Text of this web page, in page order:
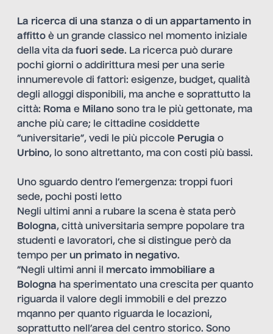
La ricerca di una stanza o di un appartamento in
affitto è un grande classico nel momento iniziale
della vita da fuori sede. La ricerca può durare
pochi giorni o addirittura mesi per una serie
innumerevole di fattori: esigenze, budget, qualità
degli alloggi disponibili, ma anche e soprattutto la
città: Roma e Milano sono tra le più gettonate, ma
anche più care; le cittadine cosiddette
“universitarie”, vedi le più piccole Perugia o
Urbino, lo sono altrettanto, ma con costi più bassi.
Uno sguardo dentro l’emergenza: troppi fuori
sede, pochi posti letto
Negli ultimi anni a rubare la scena è stata però
Bologna, città universitaria sempre popolare tra
studenti e lavoratori, che si distingue però da
tempo per un primato in negativo.
“Negli ultimi anni il mercato immobiliare a
Bologna ha sperimentato una crescita per quanto
riguarda il valore degli immobili e del prezzo
mqanno per quanto riguarda le locazioni,
soprattutto nell’area del centro storico. Sono